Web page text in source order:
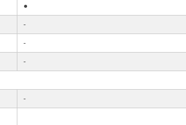
●
-
-
-
-